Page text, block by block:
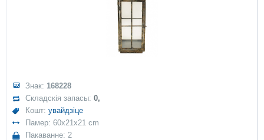
Знак: 168228
Складскія запасы:0,
Кошт:увайдзіце
Памер: 60x21x21 cm
Пакаванне: 2